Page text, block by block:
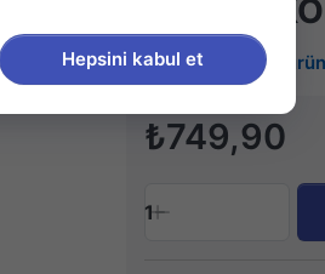
SİLECEK
Bu
₺749,90
1
Hepsini kabul et